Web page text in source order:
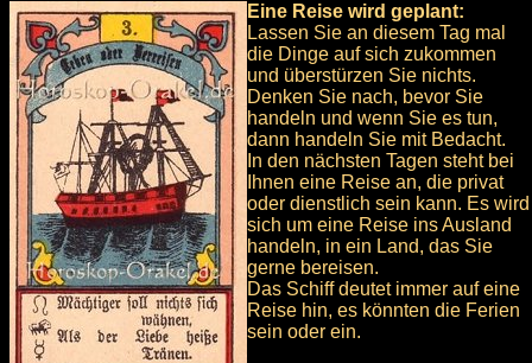
Eine Reise wird geplant:
Lassen Sie an diesem Tag mal
die Dinge auf sich zukommen
und überstürzen Sie nichts.
Denken Sie nach, bevor Sie
handeln und wenn Sie es tun,
dann handeln Sie mit Bedacht.
In den nächsten Tagen steht bei
Ihnen eine Reise an, die privat
oder dienstlich sein kann. Es wird
sich um eine Reise ins Ausland
handeln, in ein Land, das Sie
gerne bereisen.
Das Schiff deutet immer auf eine
Reise hin, es könnten die Ferien
sein oder ein.